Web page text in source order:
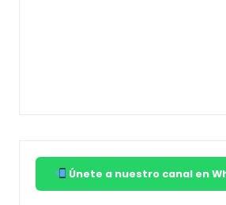
Únete a nuestro canal en